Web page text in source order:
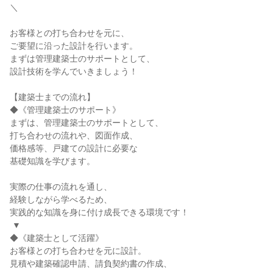
＼
お客様との打ち合わせを元に、
ご要望に沿った設計を行います。
まずは管理建築士のサポートとして、
設計技術を学んでいきましょう！
【建築士までの流れ】
◆《管理建築士のサポート》
まずは、管理建築士のサポートとして、
打ち合わせの流れや、図面作成、
価格感等、戸建ての設計に必要な
基礎知識を学びます。
実際の仕事の流れを通し、
経験しながら学べるため、
実践的な知識を身に付け成長できる環境です！
◆《建築士として活躍》
お客様との打ち合わせを元に設計。
見積や建築確認申請、請負契約書の作成、